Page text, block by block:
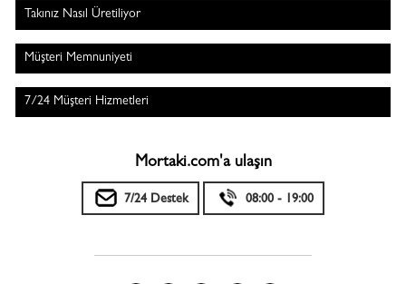
Takınız Nasıl Üretiliyor
Müşteri Memnuniyeti
7/24 Müşteri Hizmetleri
Mortaki.com'a ulaşın
7/24 Destek 08:00 - 19:00